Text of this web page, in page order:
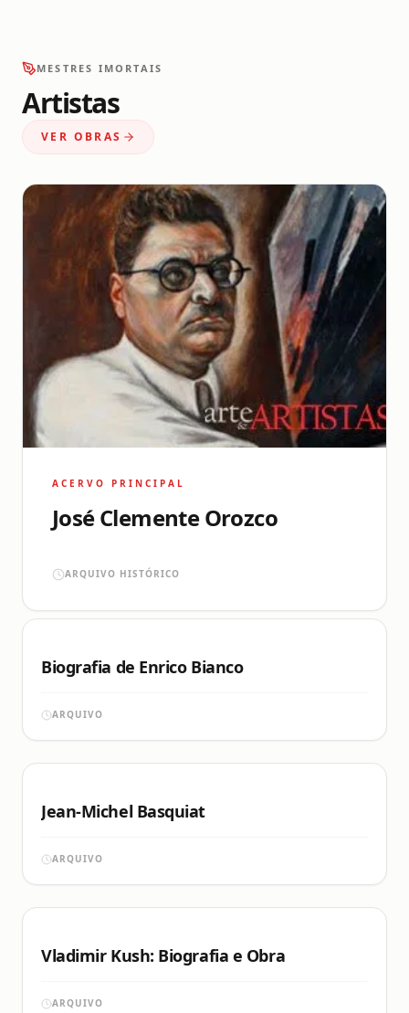
MESTRES IMORTAIS
Artistas
VER OBRAS
ACERVO PRINCIPAL
José Clemente Orozco
ARQUIVO HISTÓRICO
Biografia de Enrico Bianco
ARQUIVO
Jean-Michel Basquiat
ARQUIVO
Vladimir Kush: Biografia e Obra
ARQUIVO